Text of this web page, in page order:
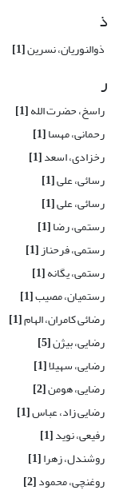
ذ
ذوالنوریان، نسرین[1]
ر
راسخ، حضرت الله[1]
رحمانی، مهسا[1]
رخزادی، اسعد[1]
رسائی، علی[1]
رسائی، علی[1]
رستمی، رضا[1]
رستمی، فرحناز[1]
رستمی، یگانه[1]
رستمیان، مصیب[1]
رضائی کامران، الهام[1]
رضایی، بیژن[5]
رضایی، سهیلا[1]
رضایی، هومن[2]
رضایی زاد، عباس[1]
رفیعی، نوید[1]
روشندل، زهرا[1]
روغنچی، محمود[2]